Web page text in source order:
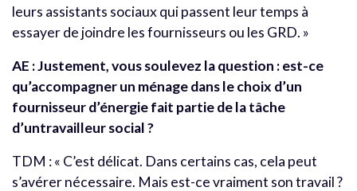
leurs assistants sociaux qui passent leur temps à
essayer de joindre les fournisseurs ou les GRD. »
AE : Justement, vous soulevez la question : est-ce
qu’accompagner un ménage dans le choix d’un
fournisseur d’énergie fait partie de la tâche
d’untravailleur social ?
TDM : « C’est délicat. Dans certains cas, cela peut
s’avérer nécessaire. Mais est-ce vraiment son travail ?